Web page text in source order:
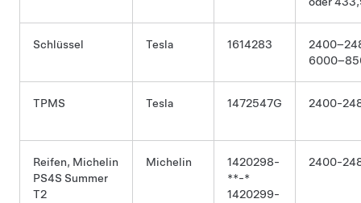
Schlüssel Tesla 1614283
TPMS Tesla 1472547G 2400-
Reifen, Michelin
PS4S Summer
T2
Michelin
1420298-
**-*
1420299-
2400-